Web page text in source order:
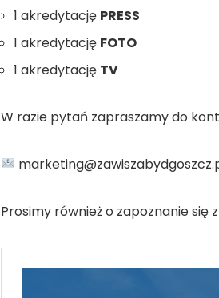
1 akredytację PRESS
1 akredytację FOTO
1 akredytację TV
W razie pytań zapraszamy do
Prosimy również o zapoznanie